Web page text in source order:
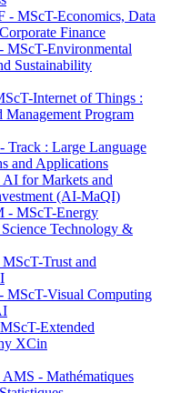
- MScT-Economics, Data
Finance
MScT-Environmental
Sustainability
Internet of Things :
Management Program
: Large Language
and Applications
for Markets and
(AI-MaQI)
- MScT-Energy
Technology &
Trust and
Visual Computing
Extended
XCin
- Mathématiques